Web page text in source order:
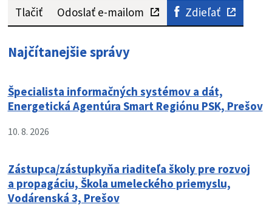
Tlačiť Odoslať e-mailom Zdieľať
Najčítanejšie správy
Špecialista informačných systémov a dát,
Energetická Agentúra Smart Regiónu PSK, Prešov
10. 8. 2026
Zástupca/zástupkyňa riaditeľa školy pre rozvoj
a propagáciu, Škola umeleckého priemyslu,
Vodárenská 3, Prešov